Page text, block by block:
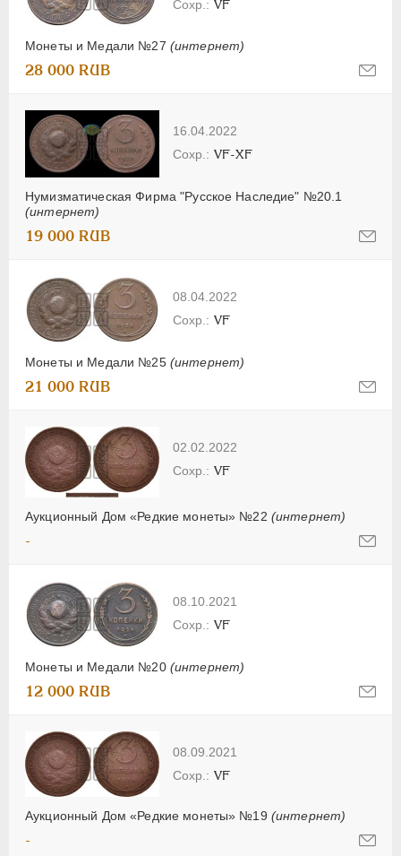
Монеты и Медали №27 (интернет)
VF
28 000 RUB
16.04.2022
Нумизматическая Фирма "Русское Наследие" №20.1
(интернет)
VF-XF
19 000 RUB
08.04.2022
Монеты и Медали №25 (интернет)
VF
21 000 RUB
02.02.2022
Аукционный Дом «Редкие монеты» №22 (интернет)
VF
-
08.10.2021
Монеты и Медали №20 (интернет)
VF
12 000 RUB
08.09.2021
Аукционный Дом «Редкие монеты» №19 (интернет)
VF
-